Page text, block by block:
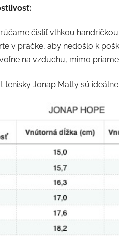
čistiť vlhkou handričkou
v práčke, aby nedošlo k
na vzduchu, mimo
tenisky Jonap Matty sú